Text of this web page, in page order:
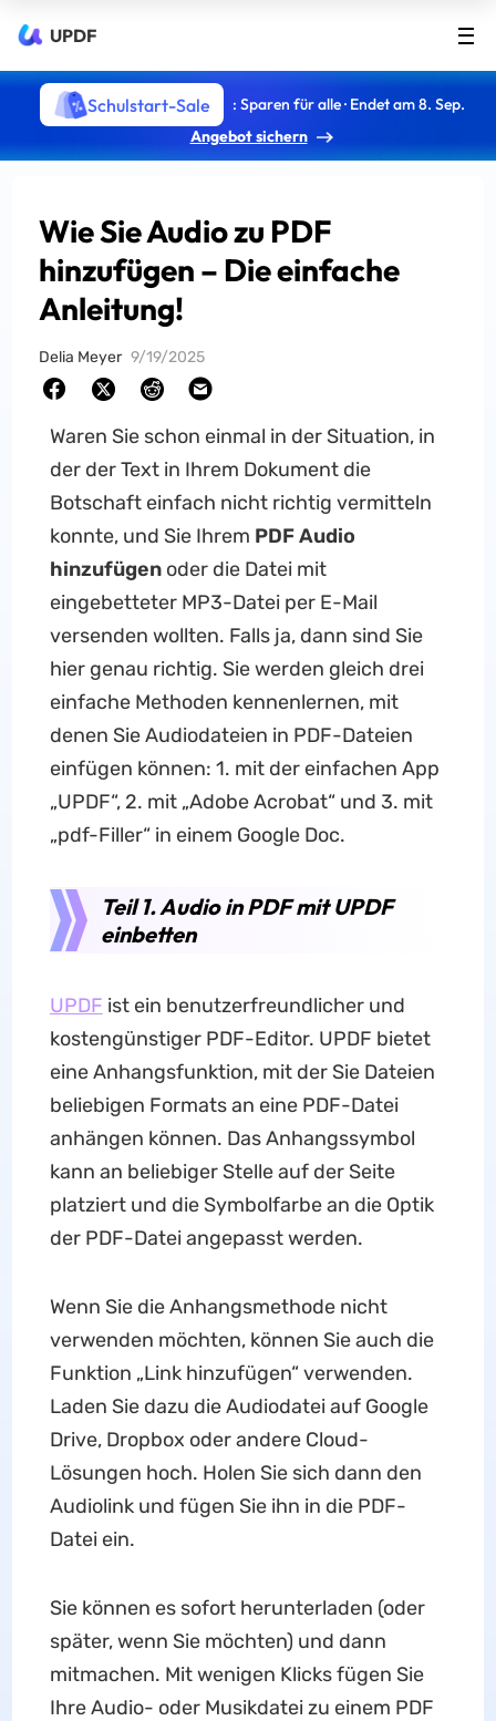
UPDF
Schulstart-Sale
: Sparen für alle · Endet am 8. Sep.
Angebot sichern
Wie Sie Audio zu PDF
hinzufügen – Die einfache
Anleitung!
Delia Meyer 9/19/2025
Waren Sie schon einmal in der Situation, in
der der Text in Ihrem Dokument die
Botschaft einfach nicht richtig vermitteln
konnte, und Sie Ihrem PDF Audio
hinzufügen oder die Datei mit
eingebetteter MP3-Datei per E-Mail
versenden wollten. Falls ja, dann sind Sie
hier genau richtig. Sie werden gleich drei
einfache Methoden kennenlernen, mit
denen Sie Audiodateien in PDF-Dateien
einfügen können: 1. mit der einfachen App
„UPDF“, 2. mit „Adobe Acrobat“ und 3. mit
„pdf-Filler“ in einem Google Doc.
Teil 1. Audio in PDF mit UPDF
einbetten
UPDF ist ein benutzerfreundlicher und
kostengünstiger PDF-Editor. UPDF bietet
eine Anhangsfunktion, mit der Sie Dateien
beliebigen Formats an eine PDF-Datei
anhängen können. Das Anhangssymbol
kann an beliebiger Stelle auf der Seite
platziert und die Symbolfarbe an die Optik
der PDF-Datei angepasst werden.
Wenn Sie die Anhangsmethode nicht
verwenden möchten, können Sie auch die
Funktion „Link hinzufügen“ verwenden.
Laden Sie dazu die Audiodatei auf Google
Drive, Dropbox oder andere Cloud-
Lösungen hoch. Holen Sie sich dann den
Audiolink und fügen Sie ihn in die PDF-
Datei ein.
Sie können es sofort herunterladen (oder
später, wenn Sie möchten) und dann
mitmachen. Mit wenigen Klicks fügen Sie
Ihre Audio- oder Musikdatei zu einem PDF